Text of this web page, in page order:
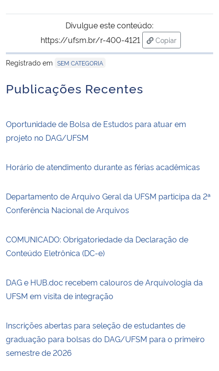
Divulgue este conteúdo:
https://ufsm.br/r-400-4121
Copiar
para área de
Registrado em SEM CATEGORIA
Publicações Recentes
Oportunidade de Bolsa de Estudos para atuar em
projeto no DAG/UFSM
Horário de atendimento durante as férias acadêmicas
Departamento de Arquivo Geral da UFSM participa da 2ª
Conferência Nacional de Arquivos
COMUNICADO: Obrigatoriedade da Declaração de
Conteúdo Eletrônica (DC-e)
DAG e HUB.doc recebem calouros de Arquivologia da
UFSM em visita de integração
Inscrições abertas para seleção de estudantes de
graduação para bolsas do DAG/UFSM para o primeiro
semestre de 2026